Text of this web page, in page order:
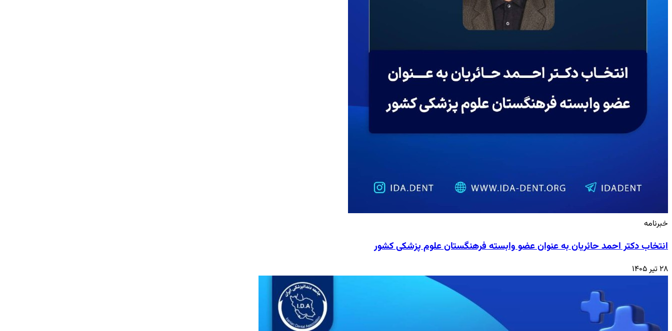
خبرنامه
انتخاب دکتر احمد حائریان به عنوان عضو وابسته فرهنگستان علوم پزشکی کشور
۲۸ تیر ۱۴۰۵